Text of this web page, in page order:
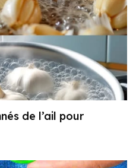
de l’ail pour